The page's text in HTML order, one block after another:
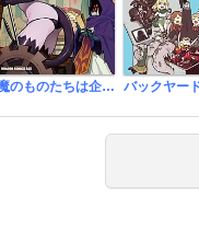
魔のものたちは企てる